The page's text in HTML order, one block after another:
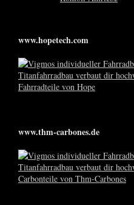
www.hopetech.com
www.thm-carbones.de